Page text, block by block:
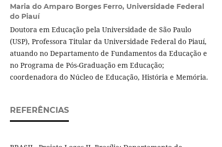
Maria do Amparo Borges Ferro, Universidade Federal
do Piauí
Doutora em Educação pela Universidade de São Paulo
(USP), Professora Titular da Universidade Federal do Piauí,
atuando no Departamento de Fundamentos da Educação e
no Programa de Pós-Graduação em Educação;
coordenadora do Núcleo de Educação, História e Memória.
REFERÊNCIAS